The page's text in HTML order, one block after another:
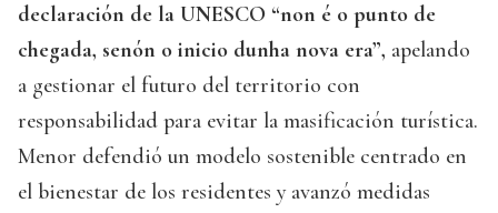
declaración de la UNESCO “non é o punto de
chegada, senón o inicio dunha nova era”, apelando
a gestionar el futuro del territorio con
responsabilidad para evitar la masificación turística.
Menor defendió un modelo sostenible centrado en
el bienestar de los residentes y avanzó medidas